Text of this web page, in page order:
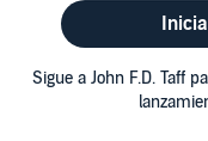
Sigue a John F.D. Taff